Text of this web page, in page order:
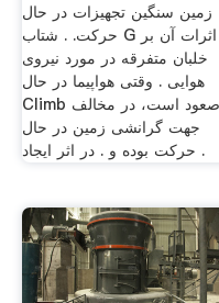
زمین سنگین تجهیزات در حال
حرکت. . شتاب G و اثرات آن بر
خلبان متفرقه در مورد نیروی
هوایی . وقتی هواپیما در حال
Climb و صعود است، در مخالف
جهت گرانشی زمین در حال
حرکت بوده و . در اثر ایجاد .